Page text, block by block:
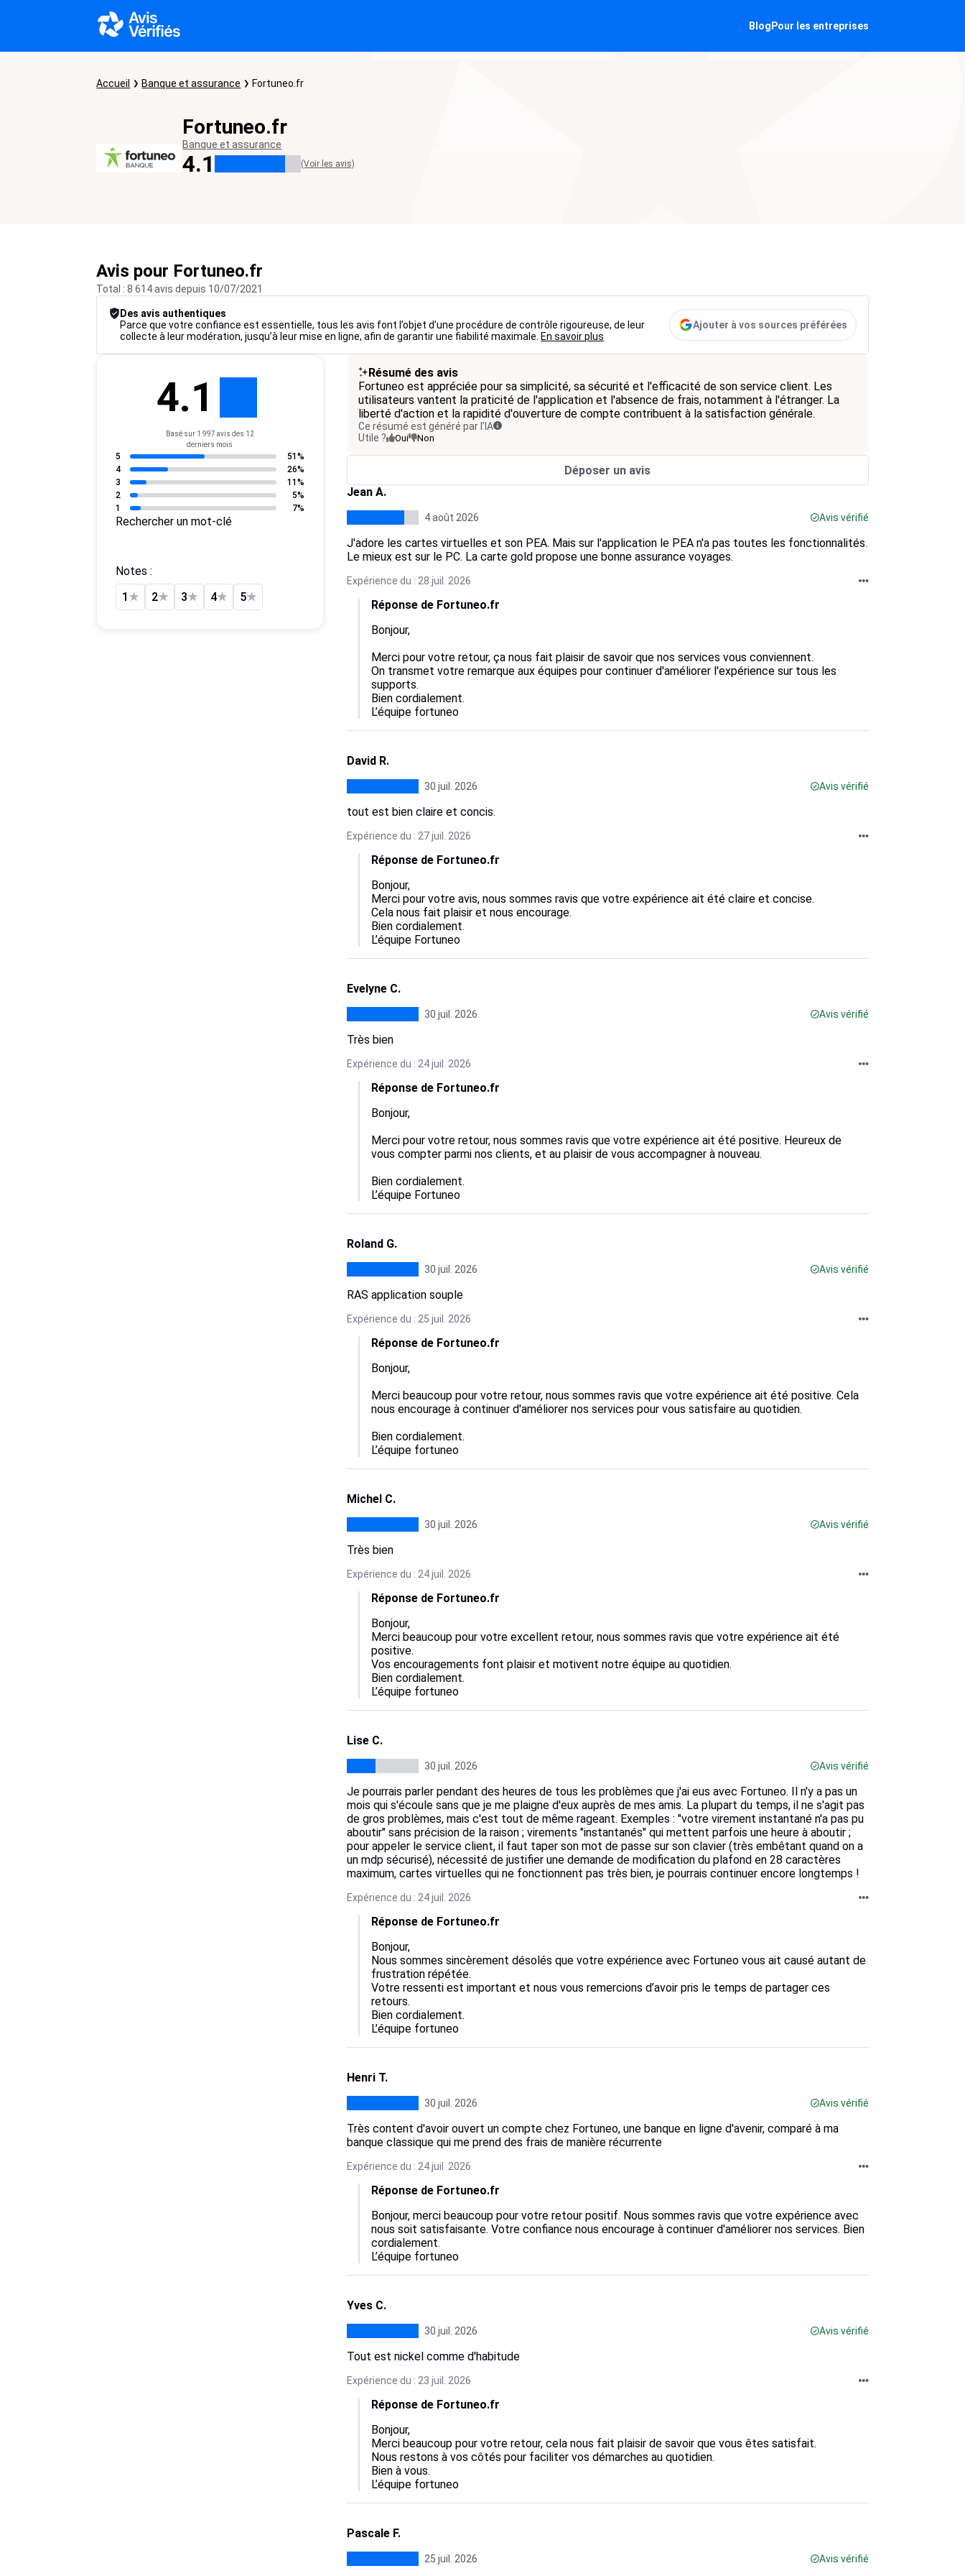
Blog Pour les entreprises
Accueil Banque et assurance Fortuneo.fr
Fortuneo.fr
Banque et assurance
4.1 (Voir les avis)
Avis pour Fortuneo.fr
Total : 8 614 avis depuis 10/07/2021
Des avis authentiques
Parce que votre confiance est essentielle, tous les avis font l’objet d’une procédure de contrôle rigoureuse, de leur
collecte à leur modération, jusqu’à leur mise en ligne, afin de garantir une fiabilité maximale. En savoir plus
Ajouter à vos sources préférées
4.1
Basé sur 1 997 avis des 12
derniers mois
5
51%
4
26%
3
11%
2
5%
1
7%
Rechercher un mot-clé
Notes :
1 ★ 2★ 3★ 4★ 5★
Résumé des avis
Fortuneo est appréciée pour sa simplicité, sa sécurité et l'efficacité de son service client. Les
utilisateurs vantent la praticité de l'application et l'absence de frais, notamment à l'étranger. La
liberté d'action et la rapidité d'ouverture de compte contribuent à la satisfaction générale.
Ce résumé est généré par l’IA
Utile ?
Oui Non
Déposer un avis
Jean A.
4 août 2026 Avis vérifié
J'adore les cartes virtuelles et son PEA. Mais sur l'application le PEA n'a pas toutes les fonctionnalités.
Le mieux est sur le PC. La carte gold propose une bonne assurance voyages.
Expérience du : 28 juil. 2026
Réponse de Fortuneo.fr
Bonjour,
Merci pour votre retour, ça nous fait plaisir de savoir que nos services vous conviennent.
On transmet votre remarque aux équipes pour continuer d'améliorer l'expérience sur tous les
supports.
Bien cordialement.
L’équipe fortuneo
David R.
30 juil. 2026 Avis vérifié
tout est bien claire et concis.
Expérience du : 27 juil. 2026
Réponse de Fortuneo.fr
Bonjour,
Merci pour votre avis, nous sommes ravis que votre expérience ait été claire et concise.
Cela nous fait plaisir et nous encourage.
Bien cordialement.
L’équipe Fortuneo
Evelyne C.
30 juil. 2026 Avis vérifié
Très bien
Expérience du : 24 juil. 2026
Réponse de Fortuneo.fr
Bonjour,
Merci pour votre retour, nous sommes ravis que votre expérience ait été positive. Heureux de
vous compter parmi nos clients, et au plaisir de vous accompagner à nouveau.
Bien cordialement.
L’équipe Fortuneo
Roland G.
30 juil. 2026 Avis vérifié
RAS application souple
Expérience du : 25 juil. 2026
Réponse de Fortuneo.fr
Bonjour,
Merci beaucoup pour votre retour, nous sommes ravis que votre expérience ait été positive. Cela
nous encourage à continuer d'améliorer nos services pour vous satisfaire au quotidien.
Bien cordialement.
L’équipe fortuneo
Michel C.
30 juil. 2026 Avis vérifié
Très bien
Expérience du : 24 juil. 2026
Réponse de Fortuneo.fr
Bonjour,
Merci beaucoup pour votre excellent retour, nous sommes ravis que votre expérience ait été
positive.
Vos encouragements font plaisir et motivent notre équipe au quotidien.
Bien cordialement.
L’équipe fortuneo
Lise C.
30 juil. 2026 Avis vérifié
Je pourrais parler pendant des heures de tous les problèmes que j'ai eus avec Fortuneo. Il n'y a pas un
mois qui s'écoule sans que je me plaigne d'eux auprès de mes amis. La plupart du temps, il ne s'agit pas
de gros problèmes, mais c'est tout de même rageant. Exemples : "votre virement instantané n'a pas pu
aboutir" sans précision de la raison ; virements "instantanés" qui mettent parfois une heure à aboutir ;
pour appeler le service client, il faut taper son mot de passe sur son clavier (très embêtant quand on a
un mdp sécurisé), nécessité de justifier une demande de modification du plafond en 28 caractères
maximum, cartes virtuelles qui ne fonctionnent pas très bien, je pourrais continuer encore longtemps !
Expérience du : 24 juil. 2026
Réponse de Fortuneo.fr
Bonjour,
Nous sommes sincèrement désolés que votre expérience avec Fortuneo vous ait causé autant de
frustration répétée.
Votre ressenti est important et nous vous remercions d’avoir pris le temps de partager ces
retours.
Bien cordialement.
L’équipe fortuneo
Henri T.
30 juil. 2026 Avis vérifié
Très content d'avoir ouvert un compte chez Fortuneo, une banque en ligne d'avenir, comparé à ma
banque classique qui me prend des frais de manière récurrente
Expérience du : 24 juil. 2026
Réponse de Fortuneo.fr
Bonjour, merci beaucoup pour votre retour positif. Nous sommes ravis que votre expérience avec
nous soit satisfaisante. Votre confiance nous encourage à continuer d'améliorer nos services. Bien
cordialement.
L’équipe fortuneo
Yves C.
30 juil. 2026 Avis vérifié
Tout est nickel comme d'habitude
Expérience du : 23 juil. 2026
Réponse de Fortuneo.fr
Bonjour,
Merci beaucoup pour votre retour, cela nous fait plaisir de savoir que vous êtes satisfait.
Nous restons à vos côtés pour faciliter vos démarches au quotidien.
Bien à vous.
L’équipe fortuneo
Pascale F.
25 juil. 2026 Avis vérifié